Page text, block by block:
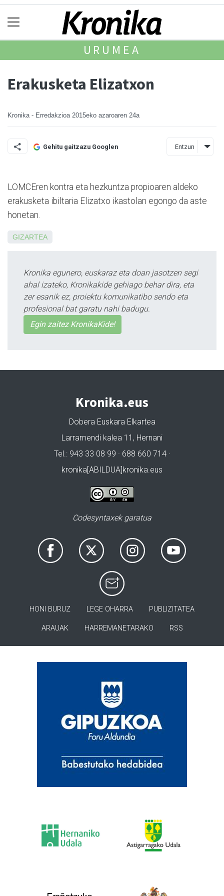
URUMEA
Erakusketa Elizatxon
Kronika - Erredakzioa 2015eko azaroaren 24a
Gehitu gaitzazu Googlen Entzun
LOMCEren kontra eta hezkun­tza propioaren aldeko
erakusketa ibiltaria Elizatxo ikastolan egongo da aste
honetan.
GIZARTEA
Kronika egunero, euskaraz eta doan jasotzen segi
ahal izateko, Kronikakide gehiago behar dira, eta
zer esanik ez, proiektu komunikatibo sendo eta
profesional bat garatu nahi badugu.
Egin zaitez KronikaKide!
Kronika.eus
Dobera Euskara Elkartea
Larramendi kalea 11, Hernani
Tel.: 943 33 08 99 · 688 660 714 ·
kronika[ABILDUA]kronika.eus
Codesyntaxek garatua
HONI BURUZ LEGE OHARRA PUBLIZITATEA
ARAUAK HARREMANETARAKO RSS